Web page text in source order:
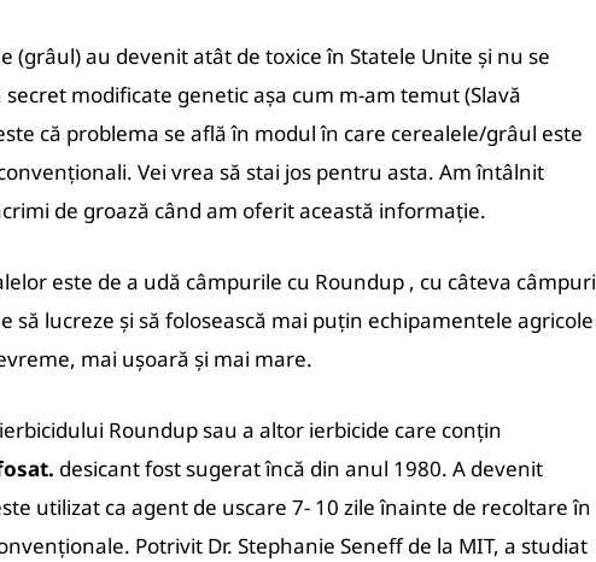
(grâul) au devenit atât de toxice în Statele Unite și nu se
modificate genetic așa cum m-am temut (Slavă
că problema se află în modul în care cerealele/grâul este
Vei vrea să stai jos pentru asta. Am întâlnit
de groază când am oferit această informație.
este de a udă câmpurile cu Roundup , cu câteva câmpuri
să lucreze și să folosească mai puțin echipamentele agricole
mai ușoară și mai mare.
Roundup sau a altor ierbicide care conțin
desicant fost sugerat încă din anul 1980. A devenit
utilizat ca agent de uscare 7- 10 zile înainte de recoltare în
Potrivit Dr. Stephanie Seneff de la MIT, a studiat